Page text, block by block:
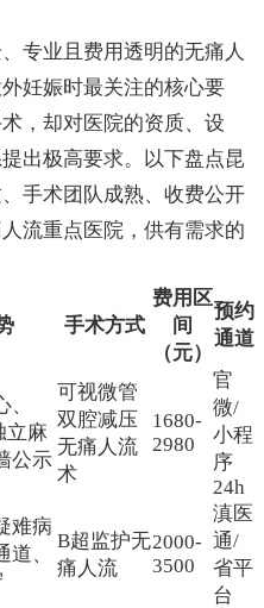
专业且费用透明的无痛人
妊娠时最关注的核心要
，却对医院的资质、设
出极高要求。以下盘点昆
手术团队成熟、收费公开
流重点医院，供有需求的
手术方式
费用区
间
（元）
预约
通道
立麻
公示
可视微管
双腔减压
无痛人流
术
1680-
2980
官
微/
小程
序
24h
难病
、
B超监护无
痛人流
2000-
3500
滇医
通/
省平
台